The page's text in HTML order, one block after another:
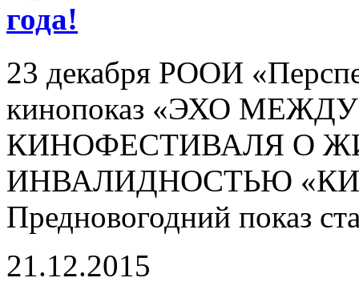
года!
23 декабря РООИ
кинопоказ «ЭХО
КИНОФЕСТИВАЛЯ О
ИНВАЛИДНОСТЬЮ
Предновогодний показ
21.12.2015